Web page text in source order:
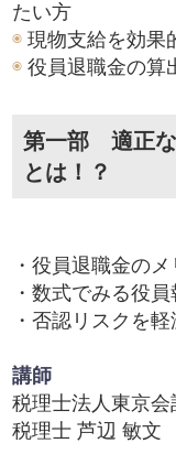
たい方
◉ 現物支給を効果
◉ 役員退職金の算
第一部 適正な
とは！？
・役員退職金のメ
・数式でみる役
・否認リスクを
講師
税理士法人東京
税理士 芦辺 敏文